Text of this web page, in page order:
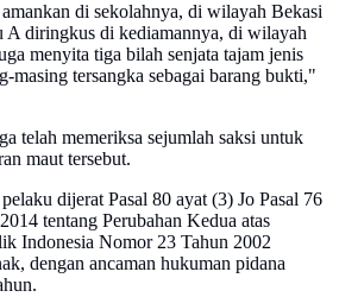
di sekolahnya, di wilayah Bekasi
A diringkus di kediamannya, di wilayah
menyita tiga bilah senjata tajam jenis
masing tersangka sebagai barang bukti,"
telah memeriksa sejumlah saksi untuk
maut tersebut.
dijerat Pasal 80 ayat (3) Jo Pasal 76
tentang Perubahan Kedua atas
Indonesia Nomor 23 Tahun 2002
dengan ancaman hukuman pidana